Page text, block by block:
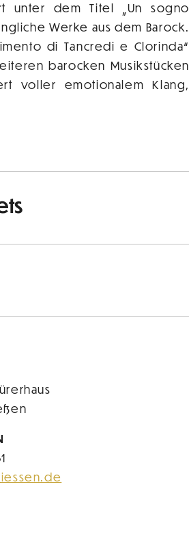
unter dem Titel „Un sogno
Werke aus dem Barock.
di Tancredi e Clorinda“
barocken Musikstücken
voller emotionalem Klang,